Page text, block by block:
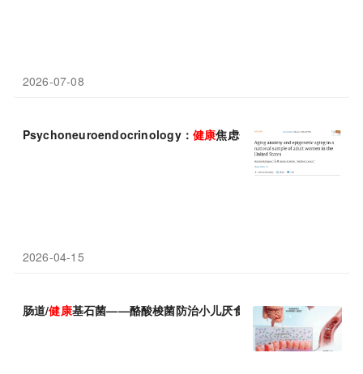
2026-07-08
Psychoneuroendocrinology： 健康焦虑会直接加速衰老
2026-04-15
肠道/健康基石菌——酪酸梭菌防治小儿厌食的作用机制